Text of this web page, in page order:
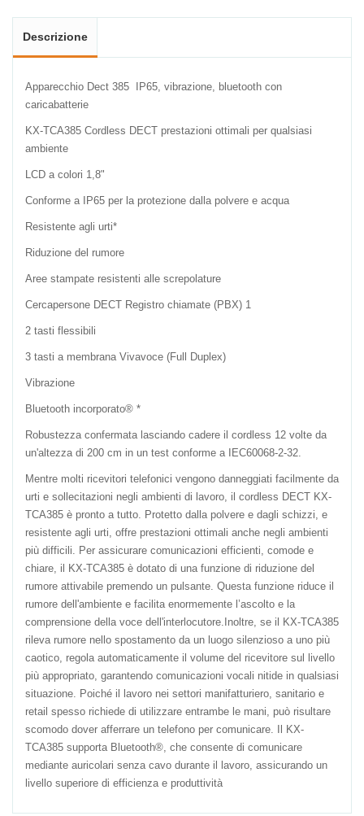
Descrizione
Apparecchio Dect 385 IP65, vibrazione, bluetooth con
caricabatterie
KX-TCA385 Cordless DECT prestazioni ottimali per qualsiasi
ambiente
LCD a colori 1,8"
Conforme a IP65 per la protezione dalla polvere e acqua
Resistente agli urti*
Riduzione del rumore
Aree stampate resistenti alle screpolature
Cercapersone DECT Registro chiamate (PBX) 1
2 tasti flessibili
3 tasti a membrana Vivavoce (Full Duplex)
Vibrazione
Bluetooth incorporato® *
Robustezza confermata lasciando cadere il cordless 12 volte da
un'altezza di 200 cm in un test conforme a IEC60068-2-32.
Mentre molti ricevitori telefonici vengono danneggiati facilmente da
urti e sollecitazioni negli ambienti di lavoro, il cordless DECT KX-
TCA385 è pronto a tutto. Protetto dalla polvere e dagli schizzi, e
resistente agli urti, offre prestazioni ottimali anche negli ambienti
più difficili. Per assicurare comunicazioni efficienti, comode e
chiare, il KX-TCA385 è dotato di una funzione di riduzione del
rumore attivabile premendo un pulsante. Questa funzione riduce il
rumore dell'ambiente e facilita enormemente l’ascolto e la
comprensione della voce dell'interlocutore.Inoltre, se il KX-TCA385
rileva rumore nello spostamento da un luogo silenzioso a uno più
caotico, regola automaticamente il volume del ricevitore sul livello
più appropriato, garantendo comunicazioni vocali nitide in qualsiasi
situazione. Poiché il lavoro nei settori manifatturiero, sanitario e
retail spesso richiede di utilizzare entrambe le mani, può risultare
scomodo dover afferrare un telefono per comunicare. Il KX-
TCA385 supporta Bluetooth®, che consente di comunicare
mediante auricolari senza cavo durante il lavoro, assicurando un
livello superiore di efficienza e produttività